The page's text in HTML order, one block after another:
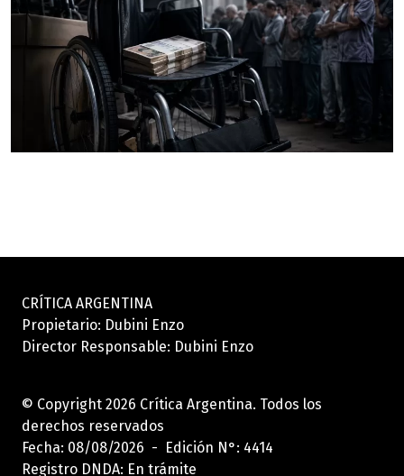
CRÍTICA ARGENTINA
Propietario: Dubini Enzo
Director Responsable: Dubini Enzo
© Copyright 2026 Crítica Argentina. Todos los
derechos reservados
Fecha: 08/08/2026 - Edición N°: 4414
Registro DNDA: En trámite